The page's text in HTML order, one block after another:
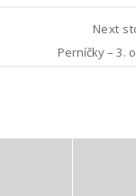
Next
Perníčky – 3.